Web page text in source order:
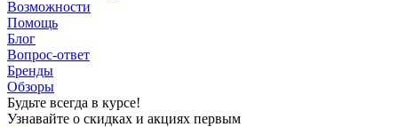
Возможности
Помощь
Блог
Вопрос-ответ
Бренды
Обзоры
Будьте всегда в курсе!
Узнавайте о скидках и акциях первым